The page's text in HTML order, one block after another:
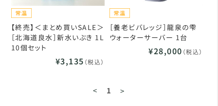
【終売】＜まとめ買いSALE＞
［北海道良水］新水いぶき 1L
10個セット
¥3,135 （税込）
［養老ビバレッジ］龍泉の雫
ウォーターサーバー 1台
¥28,000 （税込）
< 1 >